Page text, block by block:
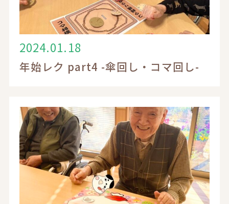
2024.01.18
年始レク part4 -傘回し・コマ回し-
求人応募・見学についてはこちら